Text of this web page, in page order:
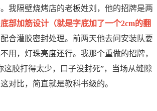
我隔壁烧烤店的老板姓刘，他的招牌是两
底部加筋设计（就是字底加了一个2cm的翻
配合灌胶密封处理。前两天他去问安装队要
用，灯珠亮度还行。我那个重做的招牌，
这胶打得太少，口子没封死”，当场从缝隙
对比，简直就是教科书级的。